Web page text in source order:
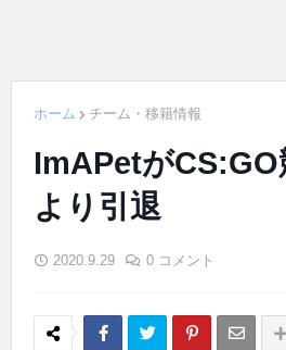
ホーム チーム・移籍情報
ImAPetがCS:GO
より引退
2020.9.29 0 コメント